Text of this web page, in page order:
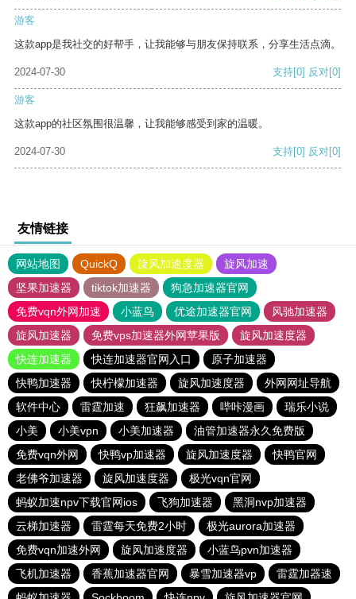
游客
这款app是我社交的好帮手，让我能够与朋友保持联系，分享生活点滴。
2024-07-30 支持[0] 反对[0]
游客
这款app的社区氛围很温馨，让我能够感受到家的温暖。
2024-07-30 支持[0] 反对[0]
友情链接
网站地图 QuickQ 旋风加速度器
旋风加速
坚果加速器
tiktok加速器
狗急加速器官网
免费vqn外网加速
小蓝鸟 优途加速器官网
风驰加速器
旋风加速器
免费vps加速器外网苹果版
旋风加速度器
快连加速器
快连加速器官网入口
原子加速器
快鸭加速器
快柠檬加速器 旋风加速度器
外网网址导航
软件中心
雷霆加速 狂飙加速器 哔咔漫画
瑞乐小说
小美
小美vpn 小美加速器
油管加速器永久免费版
免费vqn外网
快鸭vp加速器 旋风加速度器
快鸭官网
老佛爷加速器
旋风加速度器
极光vqn官网
蚂蚁加速npv下载官网ios
飞狗加速器
黑洞nvp加速器
云梯加速器
雷霆每天免费2小时
极光aurora加速器
免费vqn加速外网
旋风加速度器
小蓝鸟pvn加速器
飞机加速器
香蕉加速器官网 暴雪加速器vp
雷霆加器速